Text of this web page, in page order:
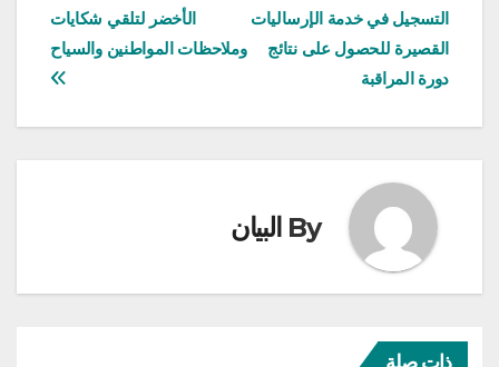
المقالات
الأخضر لتلقي شكايات
وملاحظات المواطنين والسياح
التسجيل في خدمة الإرساليات
القصيرة للحصول على نتائج
دورة المراقبة
By البيان